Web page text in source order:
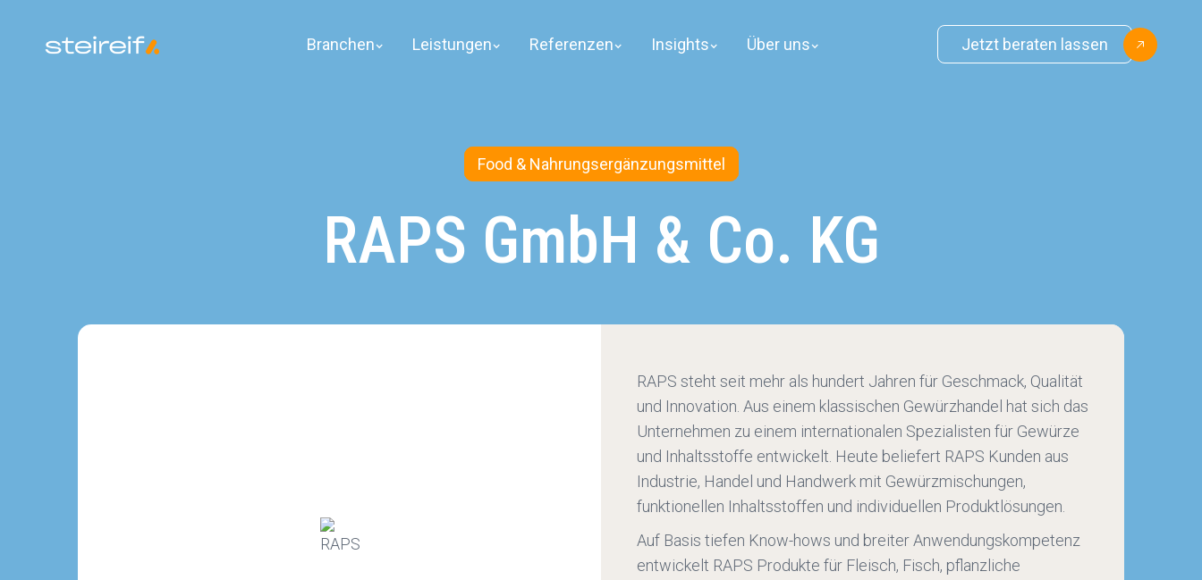
Branchen Leistungen Referenzen Insights Über uns Jetzt beraten lassen
Food & Nahrungsergänzungsmittel
RAPS GmbH & Co. KG
RAPS steht seit mehr als hundert Jahren für Geschmack, Qualität
und Innovation. Aus einem klassischen Gewürzhandel hat sich das
Unternehmen zu einem internationalen Spezialisten für Gewürze
und Inhaltsstoffe entwickelt. Heute beliefert RAPS Kunden aus
Industrie, Handel und Handwerk mit Gewürzmischungen,
funktionellen Inhaltsstoffen und individuellen Produktlösungen.
Auf Basis tiefen Know-hows und breiter Anwendungskompetenz
entwickelt RAPS Produkte für Fleisch, Fisch, pflanzliche